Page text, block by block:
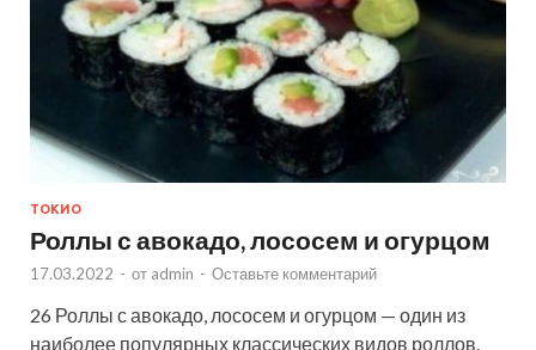
ТОКИО
Роллы с авокадо, лососем и огурцом
17.03.2022 - от admin - Оставьте комментарий
26 Роллы с авокадо, лососем и огурцом — один из
наиболее популярных классических видов роллов.